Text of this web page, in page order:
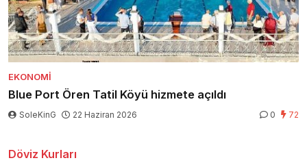
EKONOMI
Blue Port Ören Tatil Köyü hizmete açıldı
SoleKinG 22 Haziran 2026 0 72
Döviz Kurları